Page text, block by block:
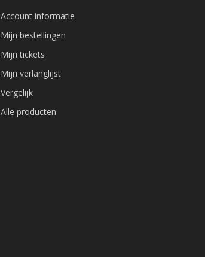
Account informatie
Mijn bestellingen
Mijn tickets
Mijn verlanglijst
Vergelijk
Alle producten